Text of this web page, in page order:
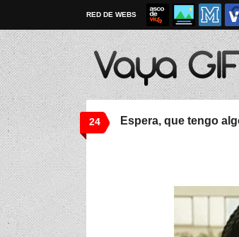
RED DE WEBS
24 Espera, que tengo